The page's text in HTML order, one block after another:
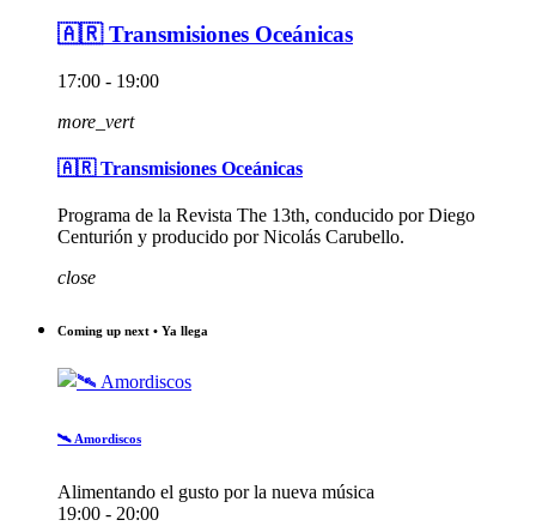
🇦🇷 Transmisiones Oceánicas
17:00 - 19:00
more_vert
🇦🇷 Transmisiones Oceánicas
Programa de la Revista The 13th, conducido por Diego
Centurión y producido por Nicolás Carubello.
close
Coming up next • Ya llega
🛰️ Amordiscos
Alimentando el gusto por la nueva música
19:00 - 20:00